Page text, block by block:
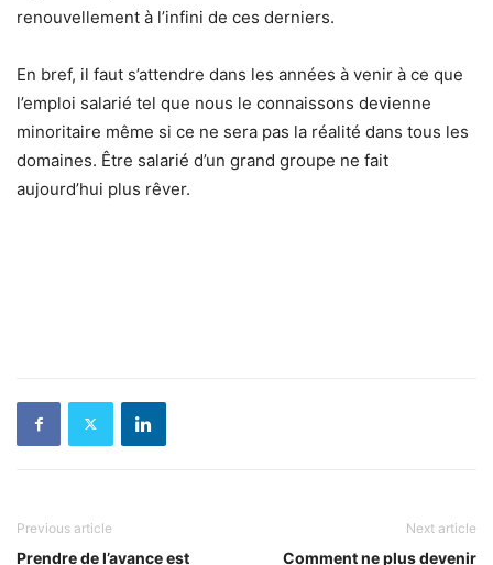
renouvellement à l’infini de ces derniers.
En bref, il faut s’attendre dans les années à venir à ce que
l’emploi salarié tel que nous le connaissons devienne
minoritaire même si ce ne sera pas la réalité dans tous les
domaines. Être salarié d’un grand groupe ne fait
aujourd’hui plus rêver.
Previous article
Prendre de l’avance est
Next article
Comment ne plus devenir